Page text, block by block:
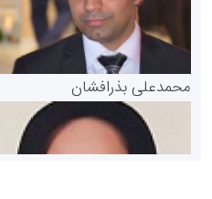
محمدعلی بذرافشان